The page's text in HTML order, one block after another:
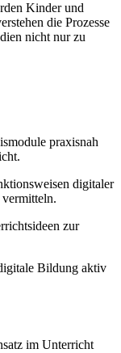
Kinder und
die Prozesse
nicht nur zu
praxisnah
digitaler
vermitteln.
zur
Bildung aktiv
im Unterricht